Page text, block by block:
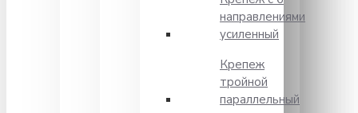
направлениями
усиленный
Крепеж
тройной
параллельный